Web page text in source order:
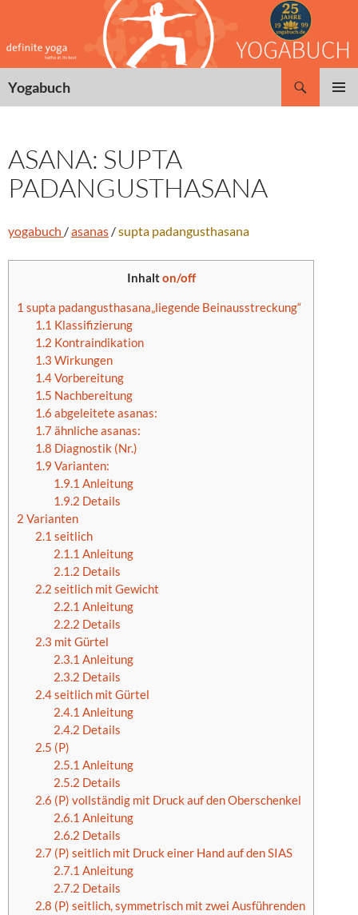
springen
Yogabuch
ASANA: SUPTA
PADANGUSTHASANA
yogabuch /asanas /supta padangusthasana
Inhalton/off
1 supta padangusthasana„liegende Beinausstreckung“
1.1 Klassifizierung
1.2 Kontraindikation
1.3 Wirkungen
1.4Vorbereitung
1.5 Nachbereitung
1.6 abgeleitete asanas:
1.7ähnliche asanas:
1.8 Diagnostik (Nr.)
1.9 Varianten:
1.9.1 Anleitung
1.9.2 Details
2 Varianten
2.1 seitlich
2.1.1 Anleitung
2.1.2 Details
2.2 seitlich mit Gewicht
2.2.1 Anleitung
2.2.2 Details
2.3 mit Gürtel
2.3.1 Anleitung
2.3.2 Details
2.4seitlich mit Gürtel
2.4.1 Anleitung
2.4.2 Details
2.5 (P)
2.5.1 Anleitung
2.5.2 Details
2.6 (P) vollständig mit Druck auf den Oberschenkel
2.6.1 Anleitung
2.6.2 Details
2.7(P) seitlich mit Druck einer Hand auf den SIAS
2.7.1 Anleitung
2.7.2 Details
2.8 (P) seitlich, symmetrisch mit zwei Ausführenden